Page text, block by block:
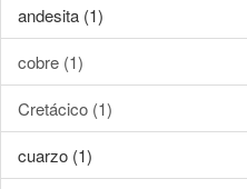
andesita (1)
cobre (1)
Cretácico (1)
cuarzo (1)